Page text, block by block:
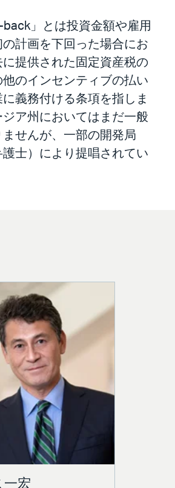
back」とは投資金額や雇用
の計画を下回った場合にお
提供された固定資産税の
のインセンティブの払い
義務付ける条項を指しま
ア州においてはまだ一般
せんが、一部の開発局
護士）により提唱されてい
一宏